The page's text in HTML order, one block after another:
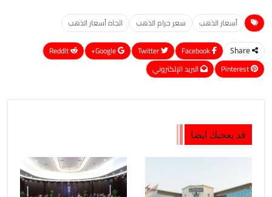
أسعار الذهب سعر جرام الذهب اتجاه أسعار الذهب
Share
Google+
ReddIt
Pinterest
البريد الإلكتروني
قد يعجبك ايضا